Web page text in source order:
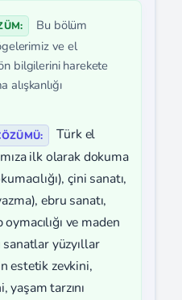
Bu bölüm
ve el
bilgilerini harekete
alışkanlığı
Türk el
ilk olarak dokuma
çini sanatı,
ebru sanatı,
ve maden
yüzyıllar
estetik zevkini,
yaşam tarzını